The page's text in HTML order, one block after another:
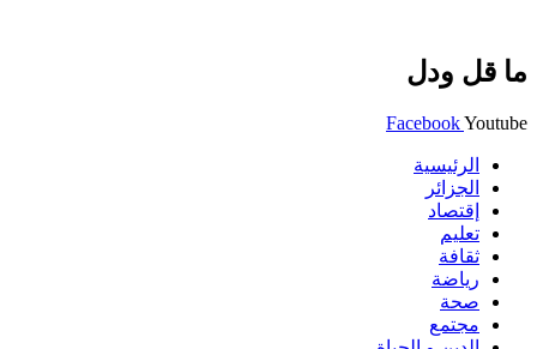
ما قل ودل
FacebookYoutube
الرئيسية
الجزائر
إقتصاد
تعليم
ثقافة
رياضة
صحة
مجتمع